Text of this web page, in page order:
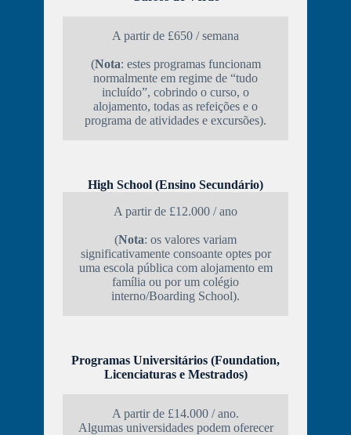
A partir de £650 / semana
(Nota: estes programas funcionam
normalmente em regime de “tudo
incluído”, cobrindo o curso, o
alojamento, todas as refeições e o
programa de atividades e excursões).
High School (Ensino Secundário)
A partir de £12.000 / ano
(Nota: os valores variam
significativamente consoante optes por
uma escola pública com alojamento em
família ou por um colégio
interno/Boarding School).
Programas Universitários (Foundation,
Licenciaturas e Mestrados)
A partir de £14.000 / ano.
Algumas universidades podem oferecer